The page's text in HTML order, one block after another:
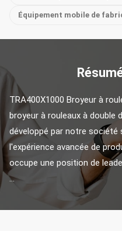
Équipement mobile de
TRA400X1000 Broyeur à
broyeur à rouleaux à double
développé par notre société
l'expérience avancée de
occupe une position de
...